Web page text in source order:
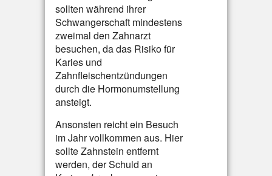
sollten während ihrer
Schwangerschaft mindestens
zweimal den Zahnarzt
besuchen, da das Risiko für
Karies und
Zahnfleischentzündungen
durch die Hormonumstellung
ansteigt.
Ansonsten reicht ein Besuch
im Jahr vollkommen aus. Hier
sollte Zahnstein entfernt
werden, der Schuld an